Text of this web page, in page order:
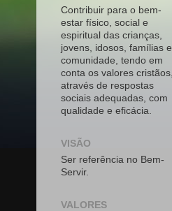
Contribuir para o bem-
estar físico, social e
espiritual das crianças,
jovens, idosos, famílias e
comunidade, tendo em
conta os valores cristãos,
através de respostas
sociais adequadas, com
qualidade e eficácia.
VISÃO
Ser referência no Bem-
Servir.
VALORES